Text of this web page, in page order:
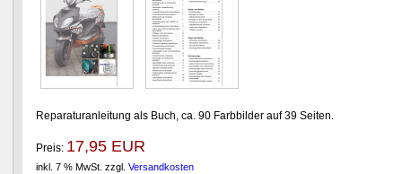
Reparaturanleitung als Buch, ca. 90 Farbbilder auf 39 Seiten.
Preis: 17,95 EUR
inkl. 7 % MwSt. zzgl. Versandkosten